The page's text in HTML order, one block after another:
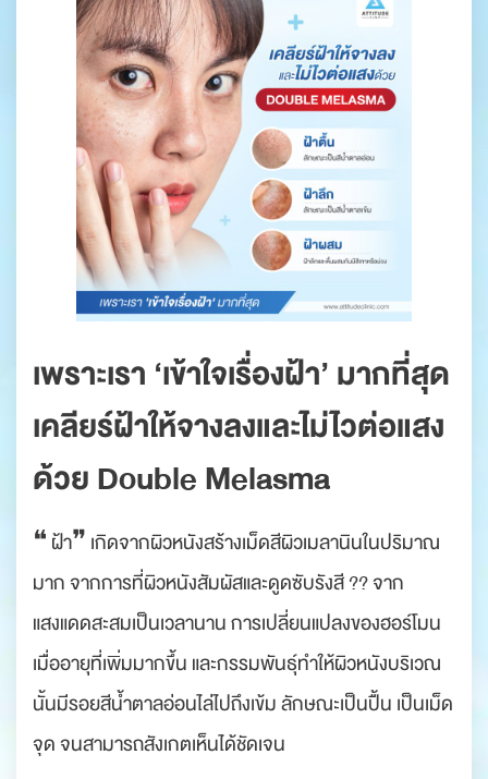
เพราะเรา ‘เข้าใจเรื่องฝ้า’ มากที่สุด
เคลียร์ฝ้าให้จางลงและไม่ไวต่อแสง
ด้วย Double Melasma
❝ ฝ้า❞ เกิดจากผิวหนังสร้างเม็ดสีผิวเมลานินในปริมาณ
มาก จากการที่ผิวหนังสัมผัสและดูดซับรังสี ?? จาก
แสงแดดสะสมเป็นเวลานาน การเปลี่ยนแปลงของฮอร์โมน
เมื่ออายุที่เพิ่มมากขึ้น และกรรมพันธุ์ทำให้ผิวหนังบริเวณ
นั้นมีรอยสีน้ำตาลอ่อนไล่ไปถึงเข้ม ลักษณะเป็นปื้น เป็นเม็ด
จุด จนสามารถสังเกตเห็นได้ชัดเจน